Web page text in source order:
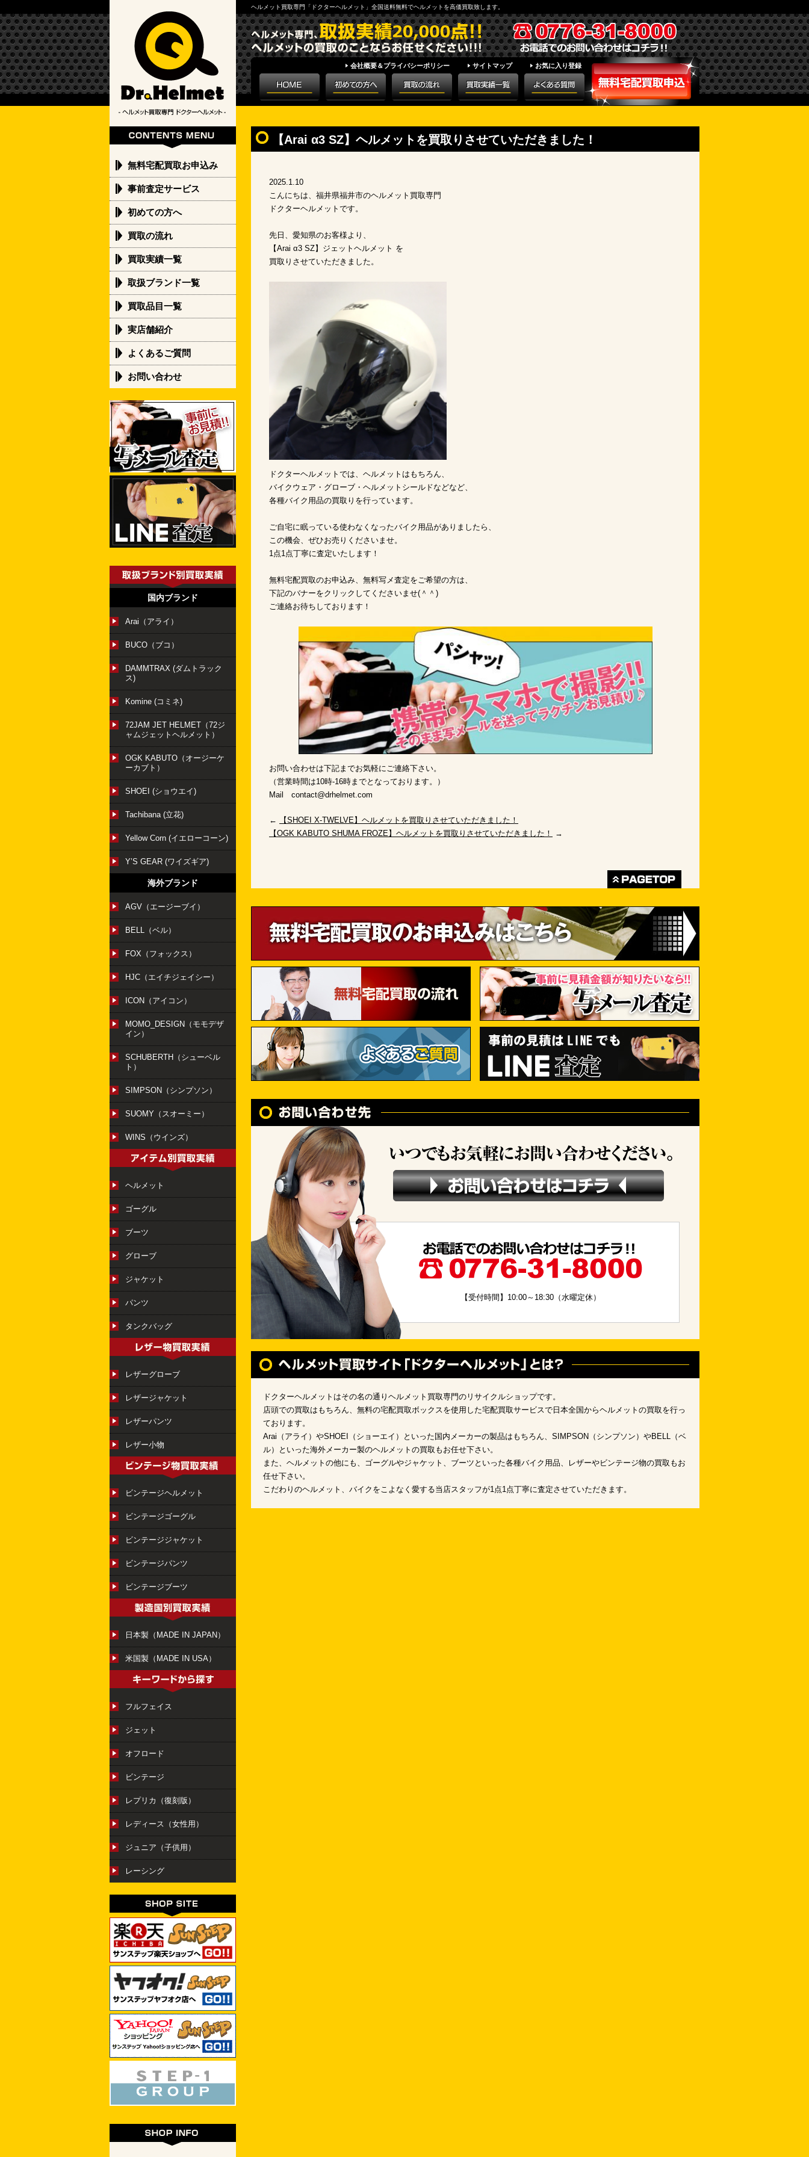
ヘルメット買取専門「ドクターヘルメット」全国送料無料でヘルメットを高価買取致します。
会社概要＆プライバシーポリシー サイトマップ お気に入り登録
【Arai α3 SZ】ヘルメットを買取りさせていただきました！
2025.1.10
こんにちは、福井県福井市のヘルメット買取専門
ドクターヘルメットです。
先日、愛知県のお客様より、
【Arai α3 SZ】ジェットヘルメット を
買取りさせていただきました。
ドクターヘルメットでは、ヘルメットはもちろん、
バイクウェア・グローブ・ヘルメットシールドなどなど、
各種バイク用品の買取りを行っています。
ご自宅に眠っている使わなくなったバイク用品がありましたら、
この機会、ぜひお売りくださいませ。
1点1点丁寧に査定いたします！
無料宅配買取のお申込み、無料写メ査定をご希望の方は、
下記のバナーをクリックしてくださいませ(＾＾)
ご連絡お待ちしております！
お問い合わせは下記までお気軽にご連絡下さい。
（営業時間は10時-16時までとなっております。）
Mail contact@drhelmet.com
←
【SHOEI X-TWELVE】ヘルメットを買取りさせていただきました！
【OGK KABUTO SHUMA FROZE】ヘルメットを買取りさせていただきました！
→
【受付時間】10:00～18:30（水曜定休）
ドクターヘルメットはその名の通りヘルメット買取専門のリサイクルショップです。
店頭での買取はもちろん、無料の宅配買取ボックスを使用した宅配買取サービスで日本全国からヘルメットの買取を行っ
ております。
Arai（アライ）やSHOEI（ショーエイ）といった国内メーカーの製品はもちろん、SIMPSON（シンプソン）やBELL（ベ
ル）といった海外メーカー製のヘルメットの買取もお任せ下さい。
また、ヘルメットの他にも、ゴーグルやジャケット、ブーツといった各種バイク用品、レザーやビンテージ物の買取もお
任せ下さい。
こだわりのヘルメット、バイクをこよなく愛する当店スタッフが1点1点丁寧に査定させていただきます。
無料宅配買取お申込み
事前査定サービス
初めての方へ
買取の流れ
買取実績一覧
取扱ブランド一覧
買取品目一覧
実店舗紹介
よくあるご質問
お問い合わせ
国内ブランド
Arai（アライ）
BUCO（ブコ）
DAMMTRAX (ダムトラック
ス)
Komine (コミネ)
72JAM JET HELMET（72ジ
ャムジェットヘルメット）
OGK KABUTO（オージーケ
ーカブト）
SHOEI (ショウエイ)
Tachibana (立花)
Yellow Corn (イエローコーン)
Y’S GEAR (ワイズギア)
海外ブランド
AGV（エージーブイ）
BELL（ベル）
FOX（フォックス）
HJC（エイチジェイシー）
ICON（アイコン）
MOMO_DESIGN（モモデザ
イン）
SCHUBERTH（シューベル
ト）
SIMPSON（シンプソン）
SUOMY（スオーミー）
WINS（ウインズ）
ヘルメット
ゴーグル
ブーツ
グローブ
ジャケット
パンツ
タンクバッグ
レザーグローブ
レザージャケット
レザーパンツ
レザー小物
ビンテージヘルメット
ビンテージゴーグル
ビンテージジャケット
ビンテージパンツ
ビンテージブーツ
日本製（MADE IN JAPAN）
米国製（MADE IN USA）
フルフェイス
ジェット
オフロード
ビンテージ
レプリカ（復刻版）
レディース（女性用）
ジュニア（子供用）
レーシング